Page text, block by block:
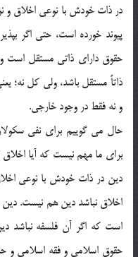
در ذات خودش با نوعي اخلاق
پيوند خورده است، حتي اگر
حقوق داراي ذاتي مستقل است
ذاتاً مستقل باشد، ولي كل نه؛
و نه فقط در وجود خارجي.
حال مي گوييم براي نفي
براي ما مهم نيست كه آيا
دين در ذات خودش با نوعي
اخلاق نباشد دين هم نيست. دين
است كه اگر آن فلسفه نباشد
حقوق اسلامي و فقه اسلامي و